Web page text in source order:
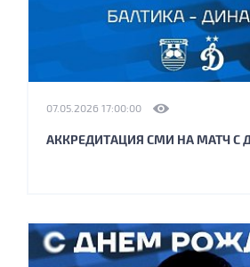
07.05.2026 17:00:00
АККРЕДИТАЦИЯ СМИ НА МАТЧ С